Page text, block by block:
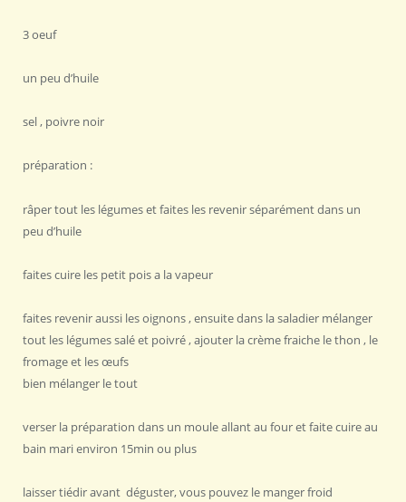
3 oeuf
un peu d’huile
sel , poivre noir
préparation :
râper tout les légumes et faites les revenir séparément dans un
peu d’huile
faites cuire les petit pois a la vapeur
faites revenir aussi les oignons , ensuite dans la saladier mélanger
tout les légumes salé et poivré , ajouter la crème fraiche le thon , le
fromage et les œufs
bien mélanger le tout
verser la préparation dans un moule allant au four et faite cuire au
bain mari environ 15min ou plus
laisser tiédir avant déguster, vous pouvez le manger froid